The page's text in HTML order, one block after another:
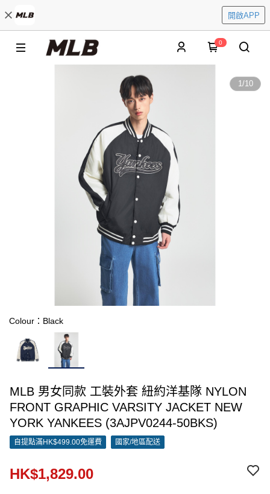
開啟APP
0
1/10
Colour：Black
MLB 男女同款 工裝外套 紐約洋基隊 NYLON
FRONT GRAPHIC VARSITY JACKET NEW
YORK YANKEES (3AJPV0244-50BKS)
自提點滿HK$499.00免運費 國家/地區配送
HK$1,829.00